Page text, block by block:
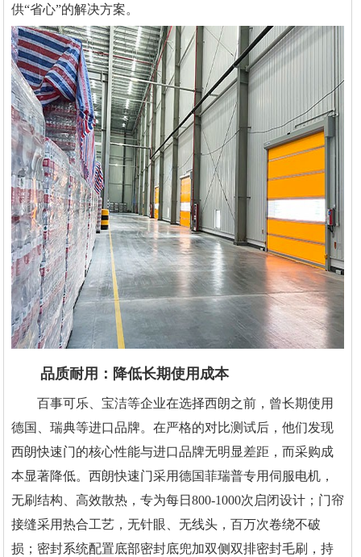
供“省心”的解决方案。
品质耐用：降低长期使用成本
百事可乐、宝洁等企业在选择西朗之前，曾长期使用
德国、瑞典等进口品牌。在严格的对比测试后，他们发现
西朗快速门的核心性能与进口品牌无明显差距，而采购成
本显著降低。西朗快速门采用德国菲瑞普专用伺服电机，
无刷结构、高效散热，专为每日800-1000次启闭设计；门帘
接缝采用热合工艺，无针眼、无线头，百万次卷绕不破
损；密封系统配置底部密封底兜加双侧双排密封毛刷，持